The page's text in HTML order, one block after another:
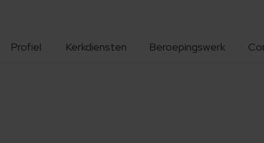
Profiel Kerkdiensten Beroepingswerk